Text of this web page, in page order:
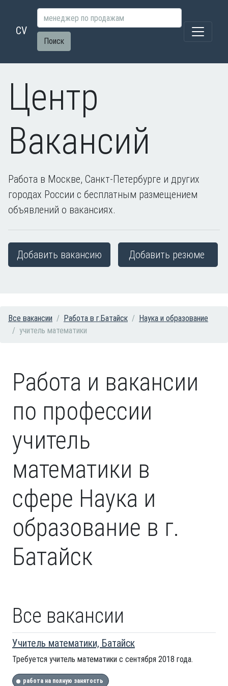
CV
Поиск
Центр
Вакансий
Работа в Москве, Санкт-Петербурге и других
городах России с бесплатным размещением
объявлений о вакансиях.
Добавить вакансию Добавить резюме
Все вакансии Работа в г.Батайск
Наука и образование
учитель математики
Работа и вакансии
по профессии
учитель
математики в
сфере Наука и
образование в г.
Батайск
Все вакансии
Учитель математики, Батайск
Требуется учитель математики с сентября 2018 года.
работа на полную занятость